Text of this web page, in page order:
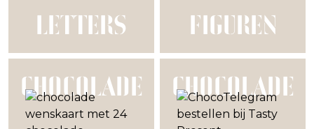
LETTERS
FIGUREN
CHOCOLADE
CHOCOLADE